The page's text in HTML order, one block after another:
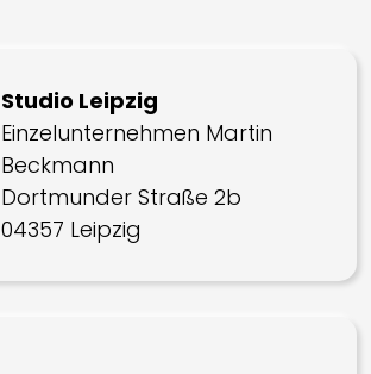
Studio Leipzig
Einzelunternehmen Martin
Beckmann
Dortmunder Straße 2b
04357 Leipzig